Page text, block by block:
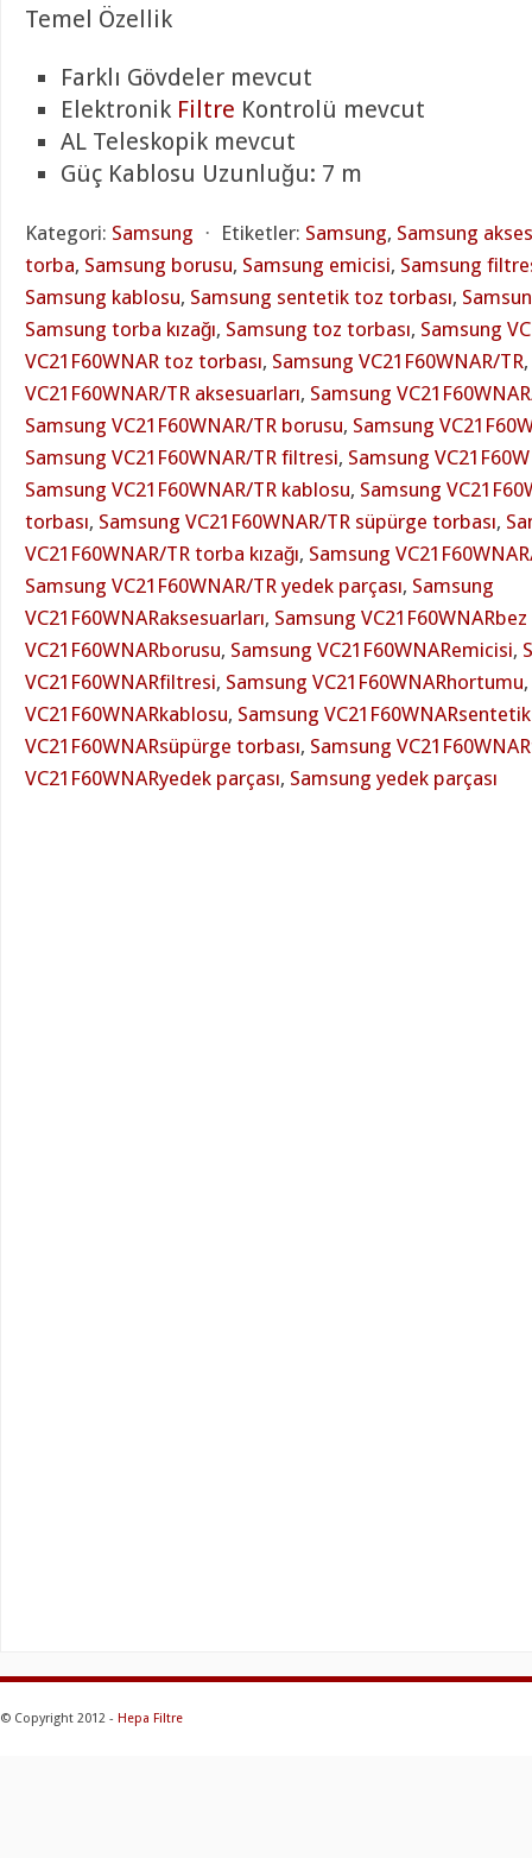
Temel Özellik
Farklı Gövdeler mevcut
Elektronik Filtre Kontrolü mevcut
AL Teleskopik mevcut
Güç Kablosu Uzunluğu: 7 m
Kategori: Samsung ⋅ Etiketler: Samsung, Samsung
torba, Samsung borusu, Samsung emicisi, Samsung
Samsung kablosu, Samsung sentetik toz torbası,
Samsung torba kızağı, Samsung toz torbası, Samsung
VC21F60WNAR toz torbası, Samsung VC21F60WNAR/TR,
VC21F60WNAR/TR aksesuarları, Samsung
Samsung VC21F60WNAR/TR borusu, Samsung
Samsung VC21F60WNAR/TR filtresi, Samsung
Samsung VC21F60WNAR/TR kablosu, Samsung
torbası, Samsung VC21F60WNAR/TR süpürge torbası,
VC21F60WNAR/TR torba kızağı, Samsung
Samsung VC21F60WNAR/TR yedek parçası, Samsung
VC21F60WNARaksesuarları, Samsung
VC21F60WNARborusu, Samsung VC21F60WNARemicisi,
VC21F60WNARfiltresi, Samsung VC21F60WNARhortumu,
VC21F60WNARkablosu, Samsung
VC21F60WNARsüpürge torbası, Samsung
VC21F60WNARyedek parçası, Samsung yedek parçası
© Copyright 2012 - Hepa Filtre